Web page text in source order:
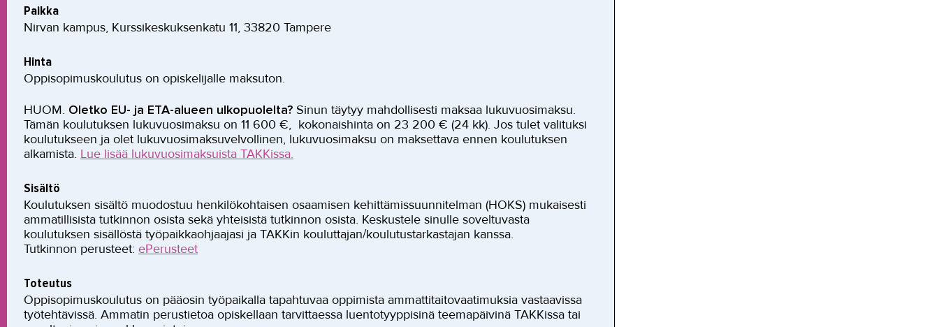
Paikka
Nirvan kampus, Kurssikeskuksenkatu 11, 33820 Tampere
Hinta
Oppisopimuskoulutus on opiskelijalle maksuton.
HUOM. Oletko EU- ja ETA-alueen ulkopuolelta? Sinun täytyy mahdollisesti maksaa lukuvuosimaksu.
Tämän koulutuksen lukuvuosimaksu on 11 600 €, kokonaishinta on 23 200 € (24 kk). Jos tulet valituksi
koulutukseen ja olet lukuvuosimaksuvelvollinen, lukuvuosimaksu on maksettava ennen koulutuksen
alkamista. Lue lisää lukuvuosimaksuista TAKKissa.
Sisältö
Koulutuksen sisältö muodostuu henkilökohtaisen osaamisen kehittämissuunnitelman (HOKS) mukaisesti
ammatillisista tutkinnon osista sekä yhteisistä tutkinnon osista. Keskustele sinulle soveltuvasta
koulutuksen sisällöstä työpaikkaohjaajasi ja TAKKin kouluttajan/koulutustarkastajan kanssa.
Tutkinnon perusteet: ePerusteet
Toteutus
Oppisopimuskoulutus on pääosin työpaikalla tapahtuvaa oppimista ammattitaitovaatimuksia vastaavissa
työtehtävissä. Ammatin perustietoa opiskellaan tarvittaessa luentotyyppisinä teemapäivinä TAKKissa tai